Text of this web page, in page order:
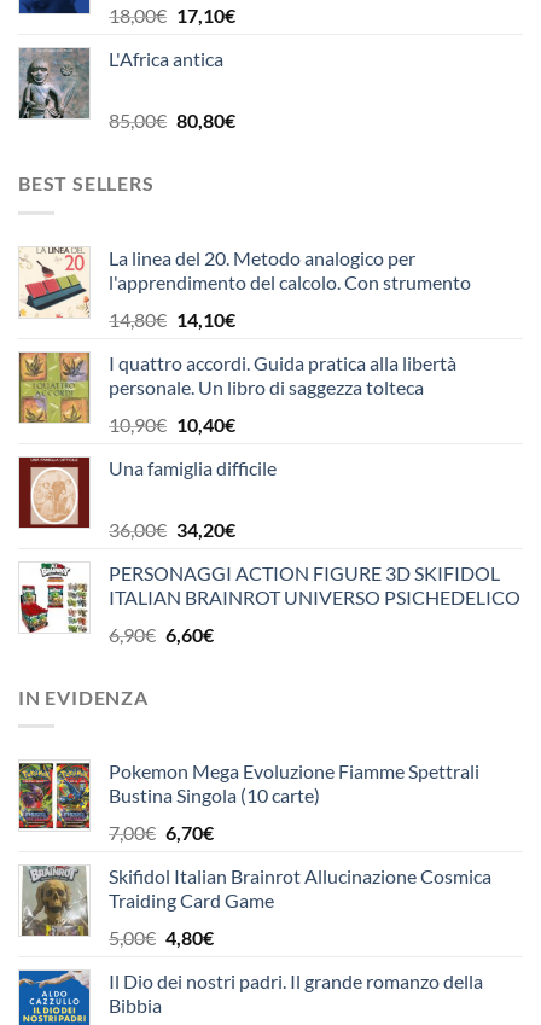
9,90€.9,40€.
18,00€ Il
originale
18,00€.
17,10€Il
17,10€.
L'Africa antica
85,00€ Il
80,80€Il
BEST SELLERS
La linea del 20. Metodo analogico per
l'apprendimento del calcolo. Con strumento
14,80€ Il
originale
era:
14,80€.
14,10€Il
attuale
è:
14,10€.
I quattro accordi. Guida pratica alla libertà
personale. Un libro di saggezza tolteca
10,90€ Il
originale
10,90€.
10,40€Il
attuale
10,40€.
Una famiglia difficile
36,00€ Il
originale
era:
36,00€.
34,20€Il
attuale
è:
PERSONAGGI ACTION FIGURE 3D SKIFIDOL
ITALIAN BRAINROT UNIVERSO PSICHEDELICO
6,90€ Il
6,60€Il
IN EVIDENZA
Pokemon Mega Evoluzione Fiamme Spettrali
Bustina Singola (10 carte)
7,00€ Il
originale
era:
7,00€.
6,70€Il
attuale
è:
6,70€.
Skifidol Italian Brainrot Allucinazione Cosmica
Traiding Card Game
5,00€ Il
originale
4,80€Il
attuale
Il Dio dei nostri padri. Il grande romanzo della
Bibbia